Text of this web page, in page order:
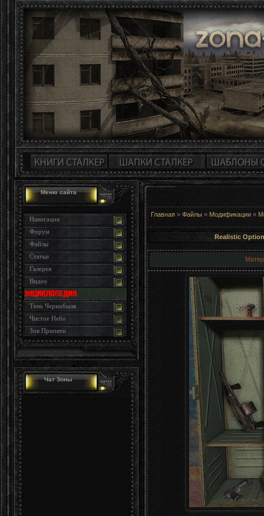
Меню сайта
Навигация
Форум
Файлы
Статьи
Галерея
Видео
Тень Чернобыля
Чистое Небо
Зов Припяти
Чат Зоны
Главная » Файлы » Модификации »
Realistic